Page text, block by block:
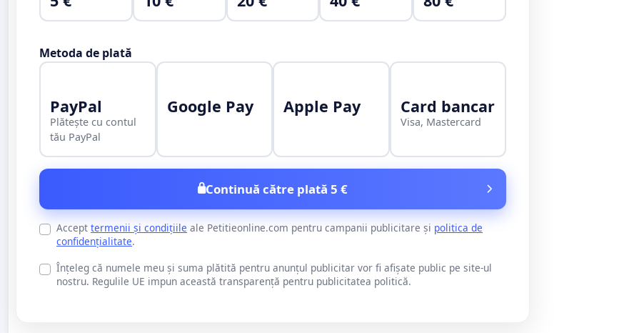
Metoda de plată
PayPal
Plătește cu contul
tău PayPal
Google Pay Apple Pay Card bancar
Visa, Mastercard
Continuă către plată 5 €
Accept termenii și condițiile ale Petitieonline.com pentru campanii publicitare și politica de
confidențialitate.
Înțeleg că numele meu și suma plătită pentru anunțul publicitar vor fi afișate public pe site-ul
nostru. Regulile UE impun această transparență pentru publicitatea politică.